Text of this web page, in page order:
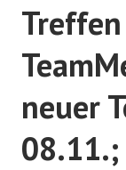
Treffen
neuer